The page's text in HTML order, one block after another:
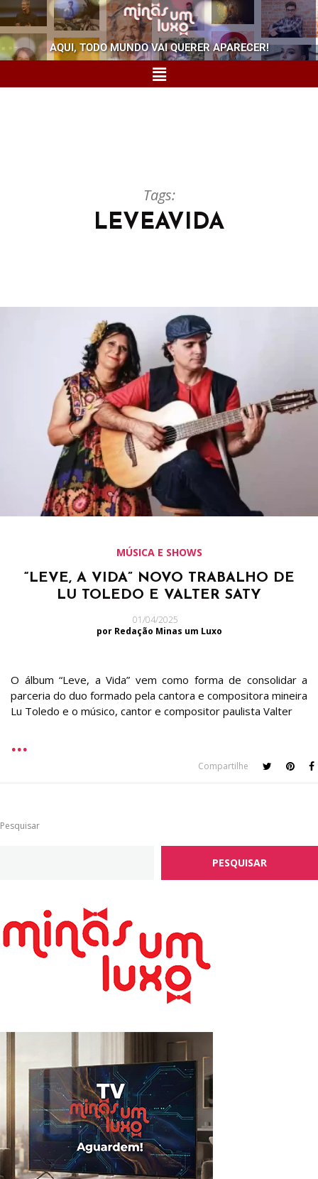
AQUI, TODO MUNDO VAI QUERER APARECER!
Tags:
LEVEAVIDA
MÚSICA E SHOWS
“LEVE, A VIDA” NOVO TRABALHO DE
LU TOLEDO E VALTER SATY
01/04/2025
por Redação Minas um Luxo
O álbum “Leve, a Vida” vem como forma de consolidar a
parceria do duo formado pela cantora e compositora mineira
Lu Toledo e o músico, cantor e compositor paulista Valter
Compartilhe
Pesquisar
PESQUISAR